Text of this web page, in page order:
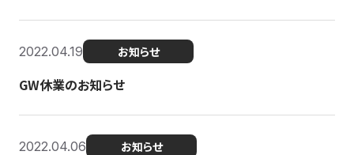
2022.04.19 お知らせ
GW休業のお知らせ
2022.04.06 お知らせ